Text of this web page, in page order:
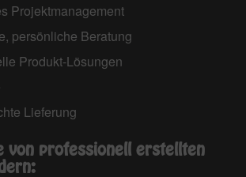
Projektmanagement
persönliche Beratung
Produkt-Lösungen
Lieferung
von professionell erstellten